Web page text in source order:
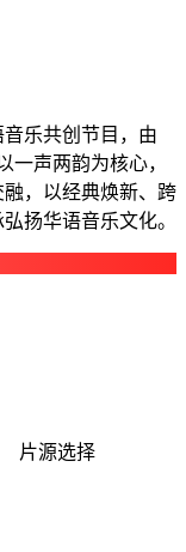
乐共创节目，由
一声两韵为核心，
，以经典焕新、跨
扬华语音乐文化。
片源选择